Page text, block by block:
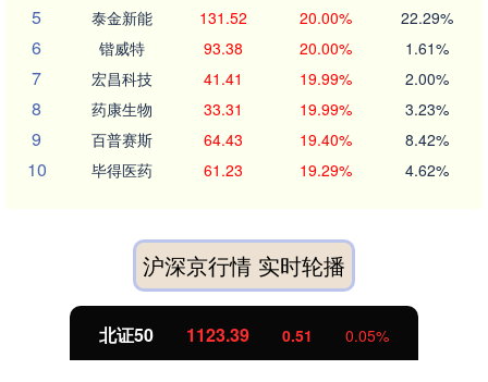
5 泰金新能 131.52 20.00% 22.29%
6 锴威特 93.38 20.00% 1.61%
7 宏昌科技 41.41 19.99% 2.00%
8 药康生物 33.31 19.99% 3.23%
9 百普赛斯 64.43 19.40% 8.42%
10 毕得医药 61.23 19.29% 4.62%
沪深京行情 实时轮播
北证50 1123.39 0.51 0.05%